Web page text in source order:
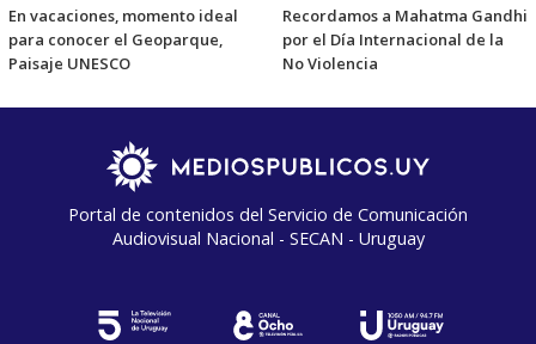
En vacaciones, momento ideal
para conocer el Geoparque,
Paisaje UNESCO
Recordamos a Mahatma Gandhi
por el Día Internacional de la
No Violencia
Portal de contenidos del Servicio de Comunicación
Audiovisual Nacional - SECAN - Uruguay